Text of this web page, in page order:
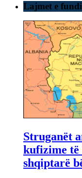
Lajmet e
Struganët
kufizime të
shqiptarë